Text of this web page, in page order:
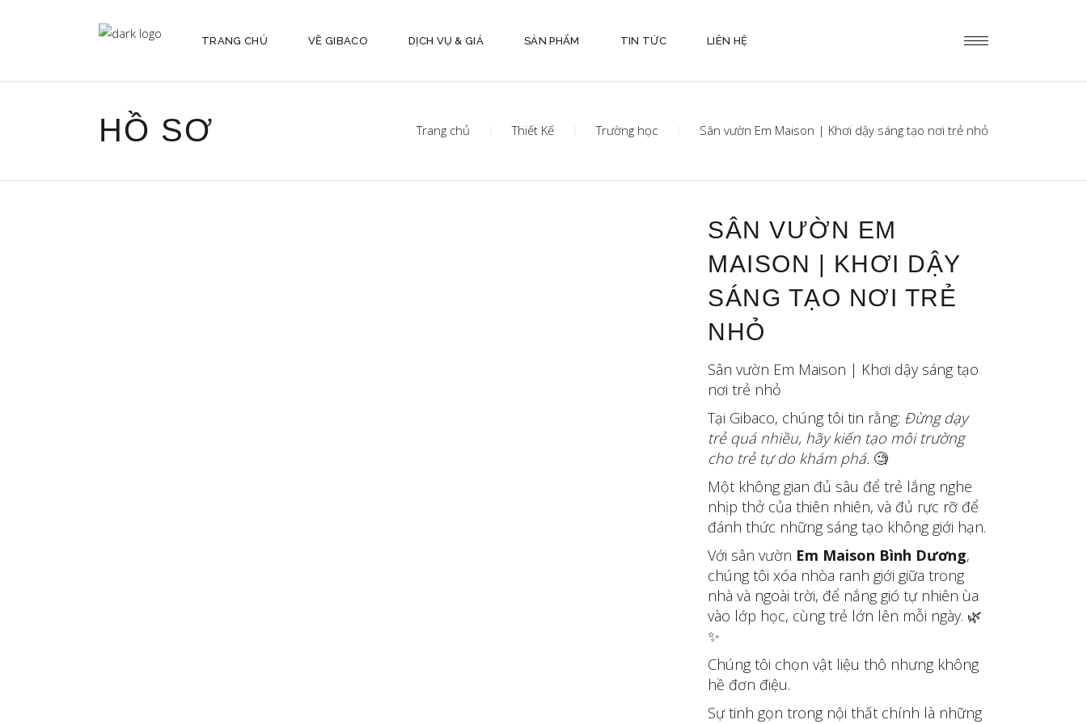
TRANG CHỦ VỀ GIBACO DỊCH VỤ & GIÁ SẢN PHẨM TIN TỨC LIÊN HỆ
HỒ SƠ Trang chủ Thiết Kế Trường học Sân vườn Em Maison | Khơi dậy sáng tạo nơi trẻ nhỏ
SÂN VƯỜN EM
MAISON | KHƠI DẬY
SÁNG TẠO NƠI TRẺ
NHỎ
Sân vườn Em Maison | Khơi dậy sáng tạo
nơi trẻ nhỏ
Tại Gibaco, chúng tôi tin rằng: Đừng dạy
trẻ quá nhiều, hãy kiến tạo môi trường
cho trẻ tự do khám phá. 🧐
Một không gian đủ sâu để trẻ lắng nghe
nhịp thở của thiên nhiên, và đủ rực rỡ để
đánh thức những sáng tạo không giới hạn.
Với sân vườn Em Maison Bình Dương,
chúng tôi xóa nhòa ranh giới giữa trong
nhà và ngoài trời, để nắng gió tự nhiên ùa
vào lớp học, cùng trẻ lớn lên mỗi ngày. 🌿
✨
Chúng tôi chọn vật liệu thô nhưng không
hề đơn điệu.
Sự tinh gọn trong nội thất chính là những